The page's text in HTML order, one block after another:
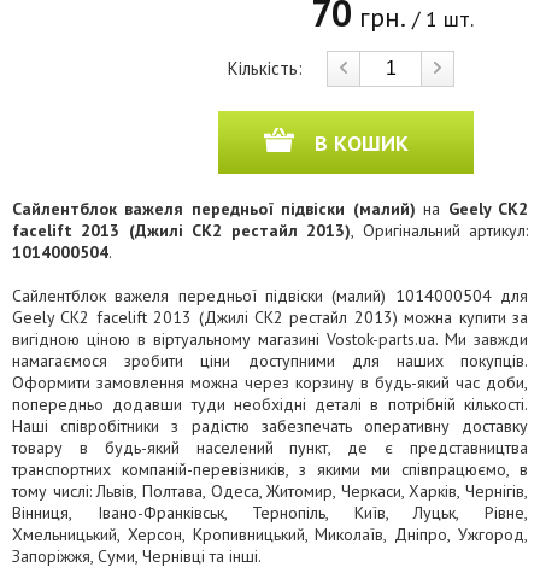
70 грн. / 1 шт.
Кількість:
В КОШИК
Сайлентблок важеля передньої підвіски (малий) на Geely CK2
facelift 2013 (Джилі СК2 рестайл 2013), Оригінальний артикул:
1014000504.
Сайлентблок важеля передньої підвіски (малий) 1014000504 для
Geely CK2 facelift 2013 (Джилі СК2 рестайл 2013) можна купити за
вигідною ціною в віртуальному магазині Vostok-parts.ua. Ми завжди
намагаємося зробити ціни доступними для наших покупців.
Оформити замовлення можна через корзину в будь-який час доби,
попередньо додавши туди необхідні деталі в потрібній кількості.
Наші співробітники з радістю забезпечать оперативну доставку
товару в будь-який населений пункт, де є представництва
транспортних компаній-перевізників, з якими ми співпрацюємо, в
тому числі: Львів, Полтава, Одеса, Житомир, Черкаси, Харків, Чернігів,
Вінниця, Івано-Франківськ, Тернопіль, Київ, Луцьк, Рівне,
Хмельницький, Херсон, Кропивницький, Миколаїв, Дніпро, Ужгород,
Запоріжжя, Суми, Чернівці та інші.